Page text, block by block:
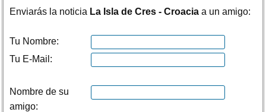
Enviarás la noticia La Isla de Cres - Croacia a un amigo:
Tu Nombre:
Tu E-Mail:
Nombre de su
amigo: